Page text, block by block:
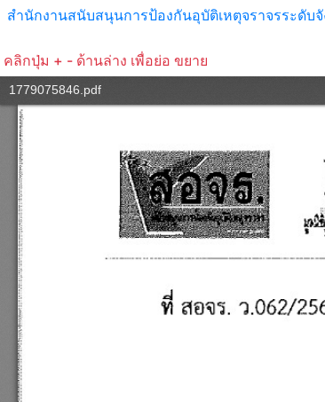
สำนักงานสนับสนุนการป้องกันอุบัติเหตุจราจรระดับ
คลิกปุ่ม + - ด้านล่าง เพื่อย่อ ขยาย